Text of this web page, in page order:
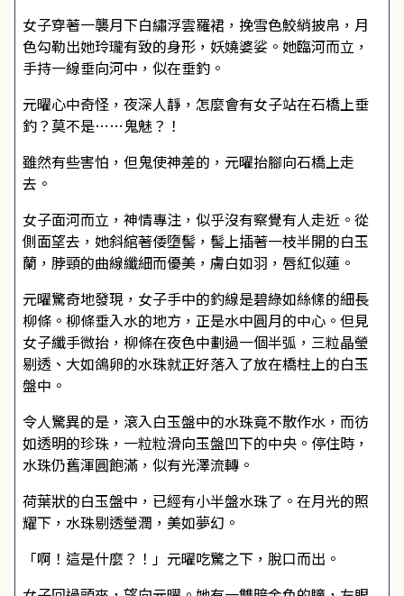
女子穿著一襲月下白繡浮雲羅裙，挽雪色鮫綃披帛，月
色勾勒出她玲瓏有致的身形，妖嬈婆娑。她臨河而立，
手持一線垂向河中，似在垂釣。
元曜心中奇怪，夜深人靜，怎麼會有女子站在石橋上垂
釣？莫不是……鬼魅？！
雖然有些害怕，但鬼使神差的，元曜抬腳向石橋上走
去。
女子面河而立，神情專注，似乎沒有察覺有人走近。從
側面望去，她斜綰著倭墮髻，髻上插著一枝半開的白玉
蘭，脖頸的曲線纖細而優美，膚白如羽，唇紅似蓮。
元曜驚奇地發現，女子手中的釣線是碧綠如絲絛的細長
柳條。柳條垂入水的地方，正是水中圓月的中心。但見
女子纖手微抬，柳條在夜色中劃過一個半弧，三粒晶瑩
剔透、大如鴿卵的水珠就正好落入了放在橋柱上的白玉
盤中。
令人驚異的是，滾入白玉盤中的水珠竟不散作水，而彷
如透明的珍珠，一粒粒滑向玉盤凹下的中央。停住時，
水珠仍舊渾圓飽滿，似有光澤流轉。
荷葉狀的白玉盤中，已經有小半盤水珠了。在月光的照
耀下，水珠剔透瑩潤，美如夢幻。
「啊！這是什麼？！」元曜吃驚之下，脫口而出。